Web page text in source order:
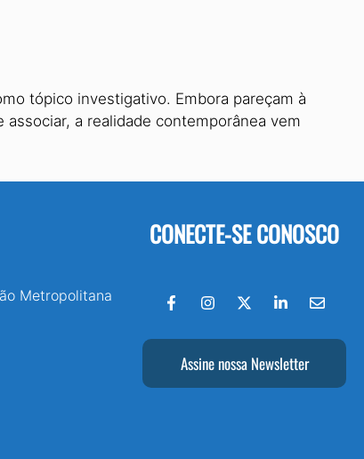
tópico investigativo. Embora pareçam à
a realidade contemporânea vem
Metropolitana
CONECTE-SE CONOSCO
Assine nossa Newsletter